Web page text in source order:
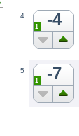
4 -4
1
5 -7
1